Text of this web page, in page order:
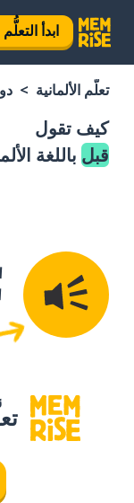
ابدأ التعلُّم
تعلَّم الألمانية
كيف تقول
قبل باللغة